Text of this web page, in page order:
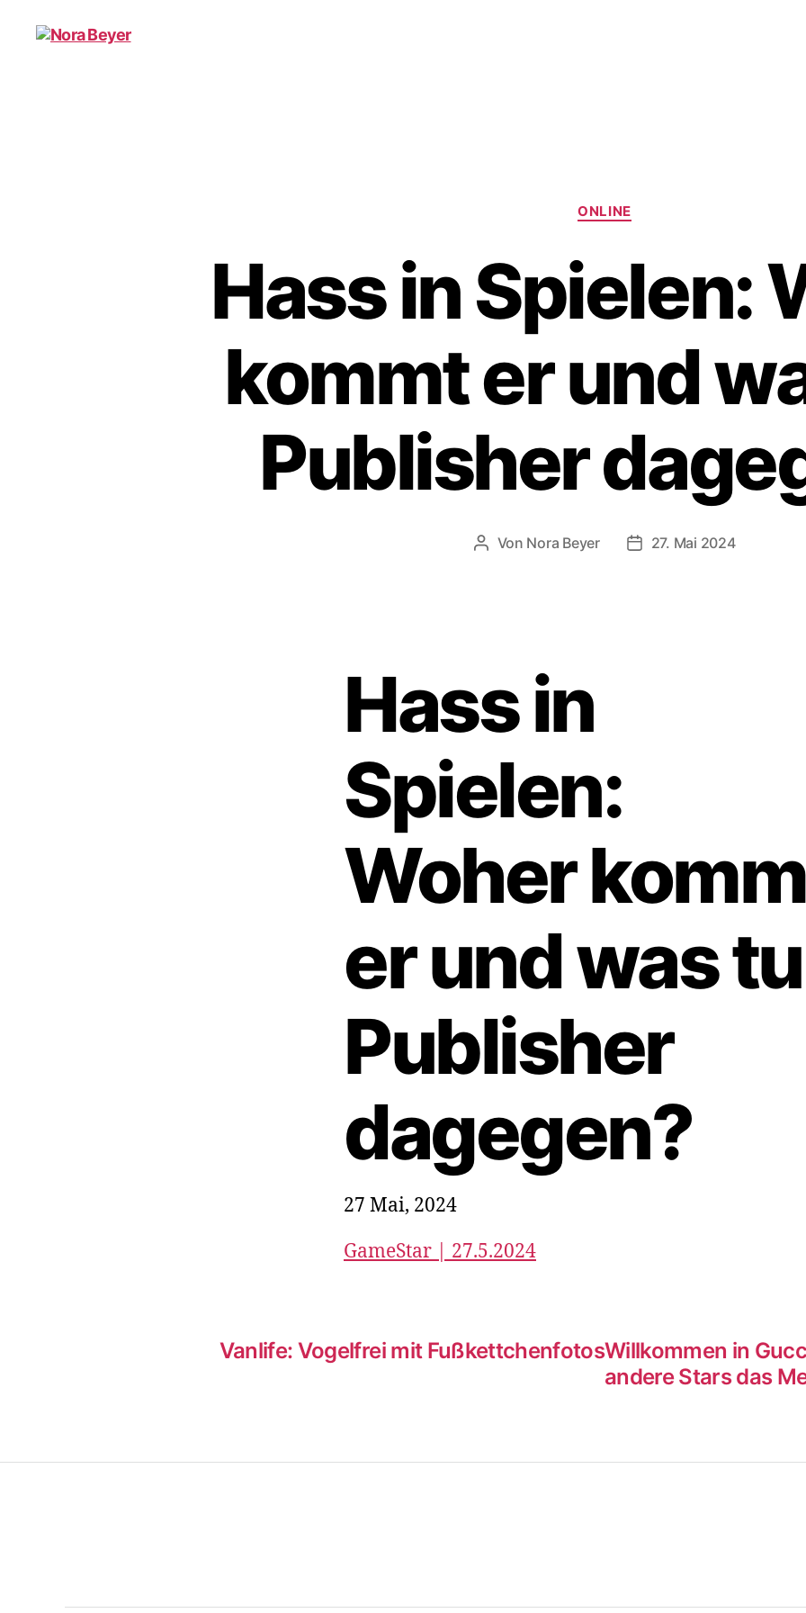
Kategorien
ONLINE
Hass in Spielen:
kommt er und
Publisher
Beitragsautor
Von Nora Beyer Beitragsdatum
27. Mai 2024
Hass in
Spielen:
Woher
er und was
Publisher
dagegen?
27 Mai, 2024
GameStar | 27.5.2024
Vanlife: Vogelfrei mit FußkettchenfotosWillkommen in
andere Stars das